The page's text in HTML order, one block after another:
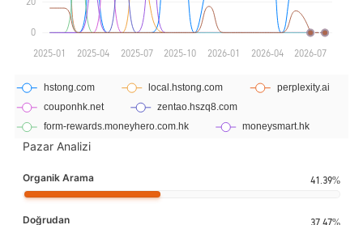
Pazar Analizi
Organik Arama 41.39%
Doğrudan 37.47%